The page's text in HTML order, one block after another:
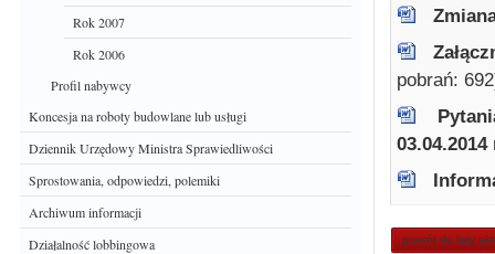
Rok 2007
Rok 2006
Profil nabywcy
Koncesja na roboty budowlane lub usługi
Dziennik Urzędowy Ministra Sprawiedliwości
Sprostowania, odpowiedzi, polemiki
Archiwum informacji
Działalność lobbingowa
pobrań:
powrót do listy